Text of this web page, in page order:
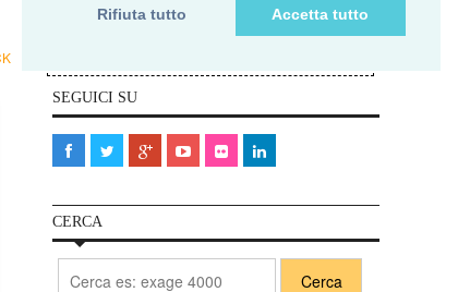
Rifiuta tutto Accetta tutto
cancellare da questa newsletters. In nessun caso la Tua e-
Ti vuoi cancellare? Elimina
SEGUICI SU
CERCA